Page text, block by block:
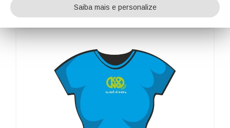
Saiba mais e personalize